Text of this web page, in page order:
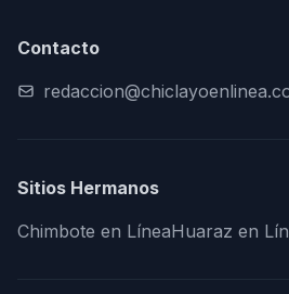
Contacto
Sitios Hermanos
Chimbote en LíneaHuaraz en